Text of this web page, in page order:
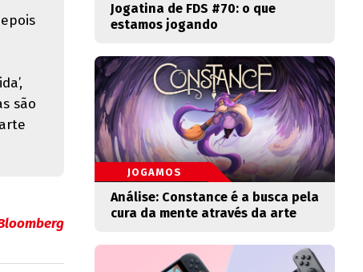
são
Jogatina de FDS #70: o que
estamos jogando
JOGAMOS
Análise: Constance é a busca pela
cura da mente através da arte